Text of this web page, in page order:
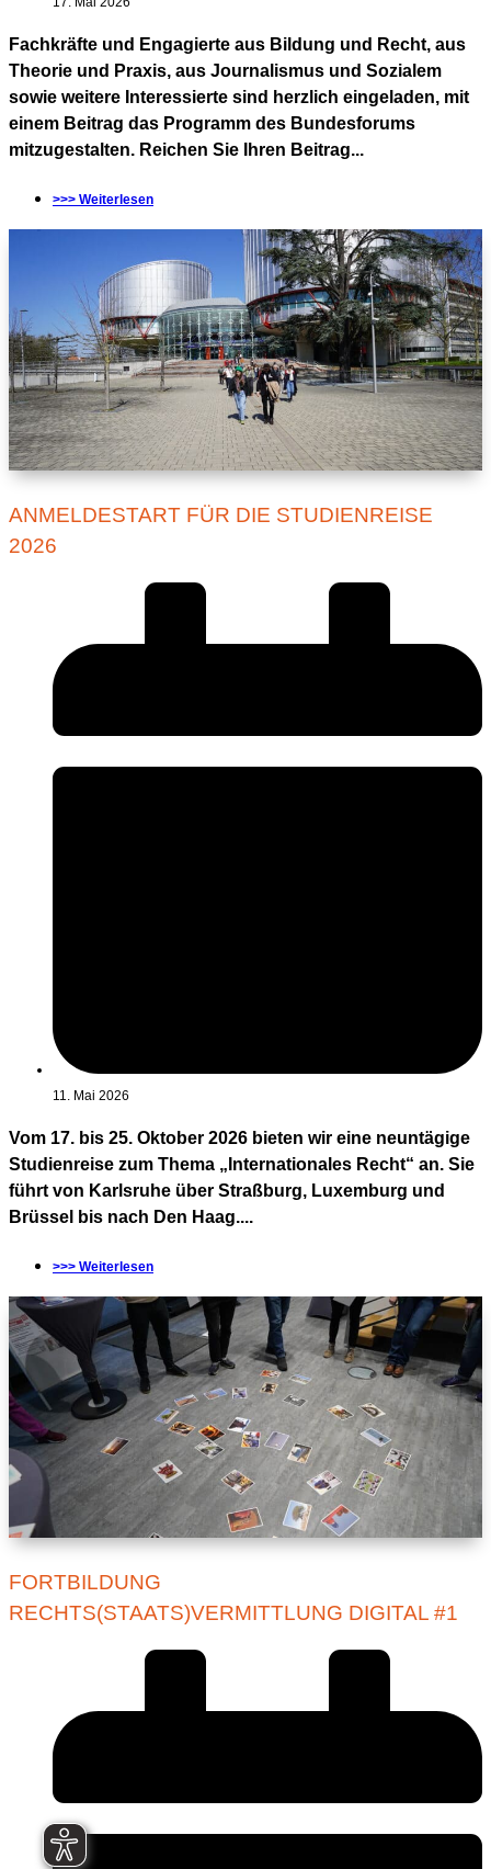
Fachkräfte und Engagierte aus Bildung und Recht, aus
Theorie und Praxis, aus Journalismus und Sozialem
sowie weitere Interessierte sind herzlich eingeladen, mit
einem Beitrag das Programm des Bundesforums
mitzugestalten. Reichen Sie Ihren Beitrag...
>>> Weiterlesen
ANMELDESTART FÜR DIE STUDIENREISE
2026
11. Mai 2026
Vom 17. bis 25. Oktober 2026 bieten wir eine neuntägige
Studienreise zum Thema „Internationales Recht“ an. Sie
führt von Karlsruhe über Straßburg, Luxemburg und
Brüssel bis nach Den Haag....
>>> Weiterlesen
FORTBILDUNG
RECHTS(STAATS)VERMITTLUNG DIGITAL #1